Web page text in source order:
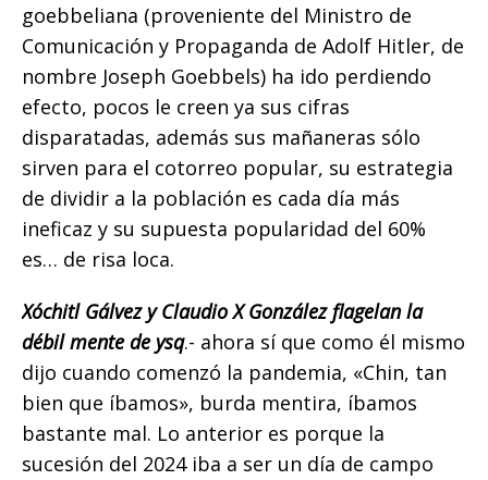
goebbeliana (proveniente del Ministro de
Comunicación y Propaganda de Adolf Hitler, de
nombre Joseph Goebbels) ha ido perdiendo
efecto, pocos le creen ya sus cifras
disparatadas, además sus mañaneras sólo
sirven para el cotorreo popular, su estrategia
de dividir a la población es cada día más
ineficaz y su supuesta popularidad del 60%
es… de risa loca.
Xóchitl Gálvez y Claudio X González flagelan la
débil mente de ysq.- ahora sí que como él mismo
dijo cuando comenzó la pandemia, «Chin, tan
bien que íbamos», burda mentira, íbamos
bastante mal. Lo anterior es porque la
sucesión del 2024 iba a ser un día de campo